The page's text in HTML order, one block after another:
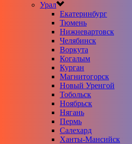
Урал
Екатеринбург
Тюмень
Нижневартовск
Челябинск
Воркута
Когалым
Курган
Магнитогорск
Новый Уренгой
Тобольск
Ноябрьск
Нягань
Пермь
Салехард
Ханты-Мансийск